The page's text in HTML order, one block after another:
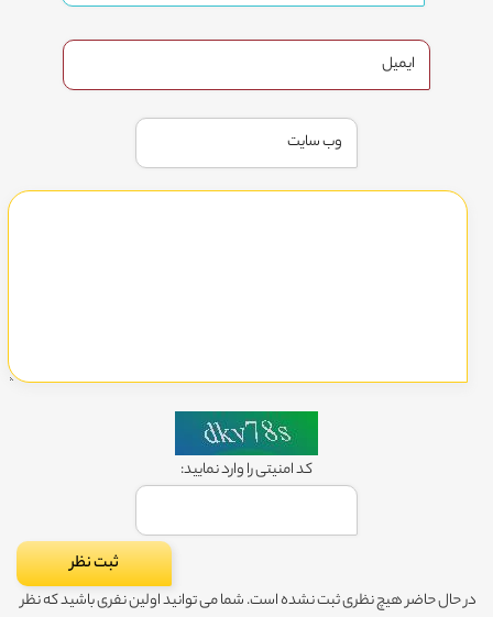
کد امنیتی را وارد نمایید:
در حال حاضر هیچ نظری ثبت نشده است. شما می توانید اولین نفری باشید که نظر